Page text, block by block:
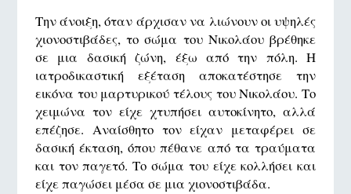
Την άνοιξη, όταν άρχισαν να λιώνουν οι υψηλές
χιονοστιβάδες, το σώμα του Νικολάου βρέθηκε
σε μια δασική ζώνη, έξω από την πόλη. Η
ιατροδικαστική εξέταση αποκατέστησε την
εικόνα του μαρτυρικού τέλους του Νικολάου. Το
χειμώνα τον είχε χτυπήσει αυτοκίνητο, αλλά
επέζησε. Αναίσθητο τον είχαν μεταφέρει σε
δασική έκταση, όπου πέθανε από τα τραύματα
και τον παγετό. Το σώμα του είχε κολλήσει και
είχε παγώσει μέσα σε μια χιονοστιβάδα.